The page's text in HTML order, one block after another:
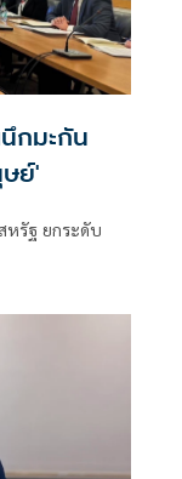
กมะกัน
ย์'
หรัฐ ยกระดับ